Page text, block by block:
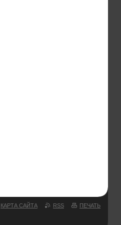
2016
КАРТА САЙТА RSS ПЕЧАТЬ